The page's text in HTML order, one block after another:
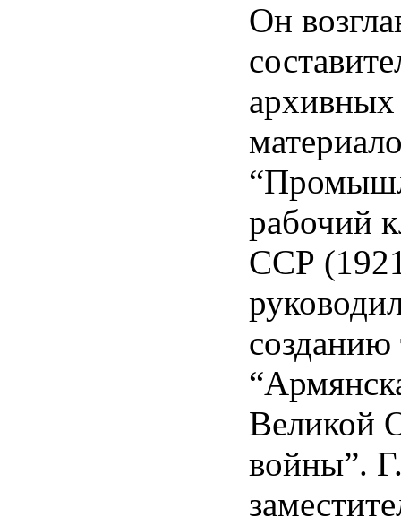
Он
рабочий
ССР
созданию
Великой
войны”.